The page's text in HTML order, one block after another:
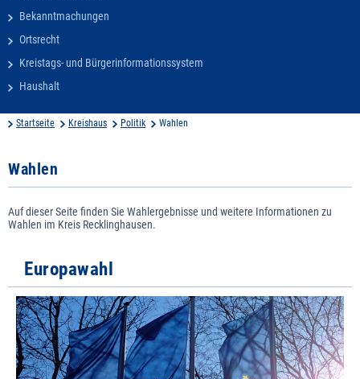
Bekanntmachungen
Ortsrecht
Kreistags- und Bürgerinformationssystem
Haushalt
Startseite Kreishaus Politik Wahlen
Wahlen
Auf dieser Seite finden Sie Wahlergebnisse und weitere Informationen zu
Wahlen im Kreis Recklinghausen.
Europawahl